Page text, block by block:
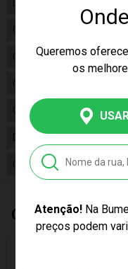
Queremos
os
Atenção!Na
preços podem
Código
Código de Barras
Coleção/Sortimento
Conteúdo da Embalagem
Dimensões do Produto
Cor Produto
Quem Comprou,